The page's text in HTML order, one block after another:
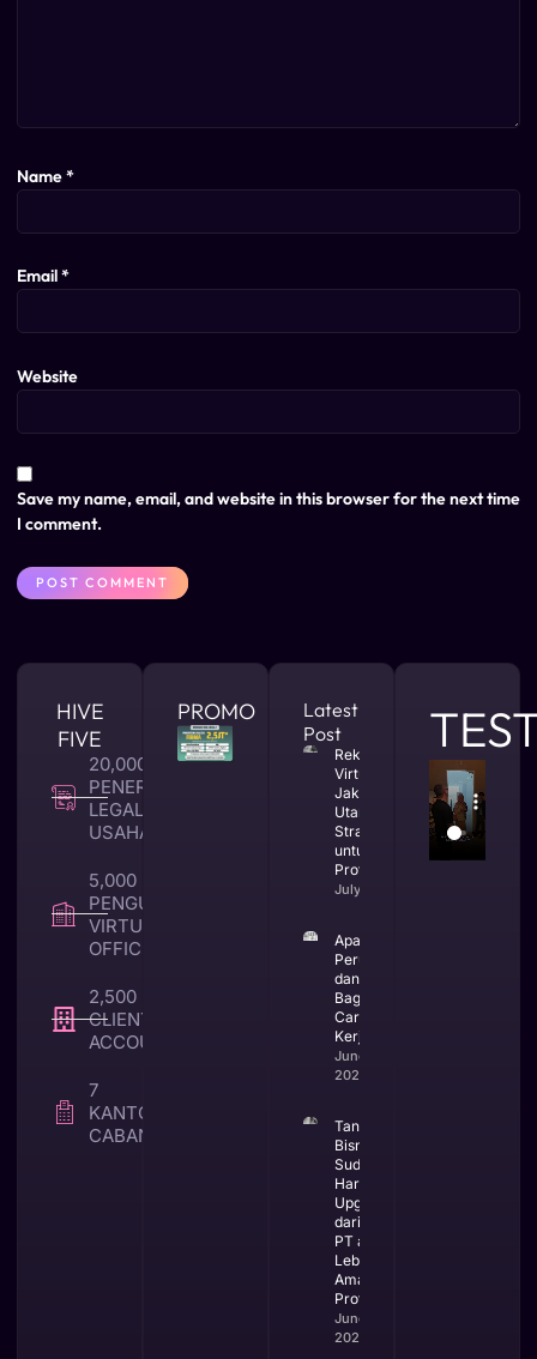
Name*
Email*
Website
Save my name, email, and website in this browser for the next time
I comment.
HIVE
FIVE
20,000 +
PENERBITAN
LEGALITAS
USAHA
5,000 +
PENGUNA
VIRTUAL
OFFICE
2,500 +
CLIENT TAX &
ACCOUNTING
7
KANTOR
CABANG
PROMO
Latest
Post
Rekomendasi
Virtual Office
Jakarta
Utara yang
Strategis
untuk Bisnis
Profesional
July 23, 2026
Apa Itu CV
Perusahaan
dan
Bagaimana
Cara
Kerjanya
June 25,
2026
Tanda
Bisnis
Sudah
Harus
Upgrade
dari CV ke
PT agar
Lebih
Aman dan
Profesional
June 23,
2026